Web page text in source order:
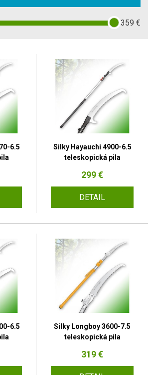
359 €
6.5
Silky Hayauchi 4900-6.5
teleskopická pila
299 €
DETAIL
6.5
Silky Longboy 3600-7.5
teleskopická pila
319 €